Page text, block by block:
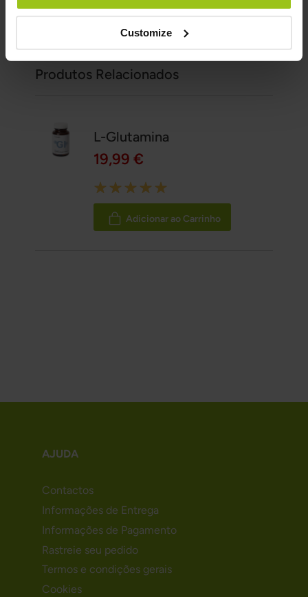
Customize
23 Março 2026
Produtos Relacionados
L-Glutamina
19,99 €
Rating:
100%
Adicionar ao Carrinho
AJUDA
Contactos
Informações de Entrega
Informações de Pagamento
Rastreie seu pedido
Termos e condições gerais
Cookies